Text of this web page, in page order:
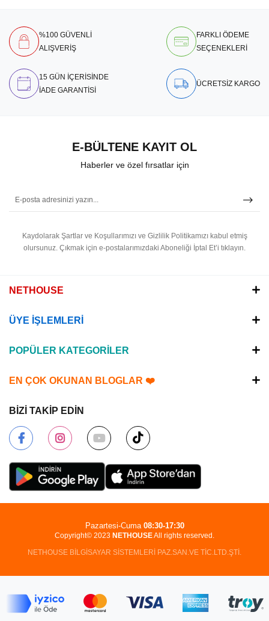
%100 GÜVENLİ
ALIŞVERİŞ
FARKLI ÖDEME
SEÇENEKLERİ
15 GÜN İÇERİSİNDE
İADE GARANTİSİ
ÜCRETSİZ KARGO
E-BÜLTENE KAYIT OL
Haberler ve özel fırsatlar için
Kaydolarak Şartlar ve Koşullarımızı ve Gizlilik Politikamızı kabul etmiş
olursunuz. Çıkmak için e-postalarımızdaki Aboneliği İptal Et’i tıklayın.
NETHOUSE
ÜYE İŞLEMLERİ
POPÜLER KATEGORİLER
EN ÇOK OKUNAN BLOGLAR ❤️
BİZİ TAKİP EDİN
Copyright© 2023 NETHOUSEAll rights reserved.
NETHOUSE BİLGİSAYAR SİSTEMLERİ PAZ.SAN.VE TİC.LTD.ŞTİ.
Pazartesi-Cuma 08:30-17:30